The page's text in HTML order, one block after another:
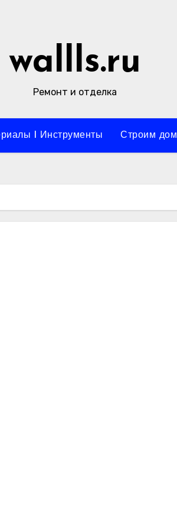
wallls.ru
Ремонт и отделка
l Инструменты Строим дом